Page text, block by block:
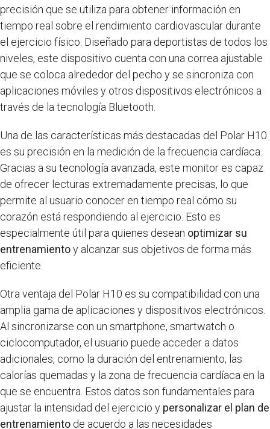
precisión que se utiliza para obtener información en
tiempo real sobre el rendimiento cardiovascular durante
el ejercicio físico. Diseñado para deportistas de todos los
niveles, este dispositivo cuenta con una correa ajustable
que se coloca alrededor del pecho y se sincroniza con
aplicaciones móviles y otros dispositivos electrónicos a
través de la tecnología Bluetooth.
Una de las características más destacadas del Polar H10
es su precisión en la medición de la frecuencia cardíaca.
Gracias a su tecnología avanzada, este monitor es capaz
de ofrecer lecturas extremadamente precisas, lo que
permite al usuario conocer en tiempo real cómo su
corazón está respondiendo al ejercicio. Esto es
especialmente útil para quienes desean optimizar su
entrenamientoy alcanzar sus objetivos de forma más
eficiente.
Otra ventaja del Polar H10 es su compatibilidad con una
amplia gama de aplicaciones y dispositivos electrónicos.
Al sincronizarse con un smartphone, smartwatch o
ciclocomputador, el usuario puede acceder a datos
adicionales, como la duración del entrenamiento, las
calorías quemadas y la zona de frecuencia cardíaca en la
que se encuentra. Estos datos son fundamentales para
ajustar la intensidad del ejercicio y personalizar el plan de
entrenamiento de acuerdo a las necesidades